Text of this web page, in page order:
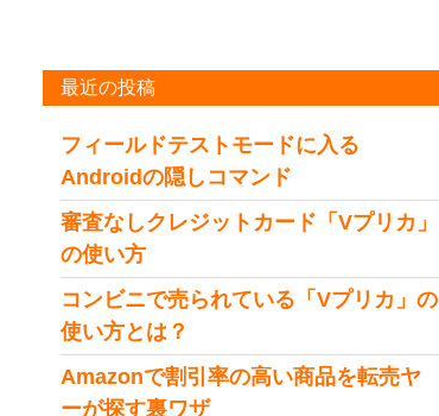
最近の投稿
フィールドテストモードに入る
Androidの隠しコマンド
審査なしクレジットカード「Vプリカ」
の使い方
コンビニで売られている「Vプリカ」の
使い方とは？
Amazonで割引率の高い商品を転売ヤ
ーが探す裏ワザ